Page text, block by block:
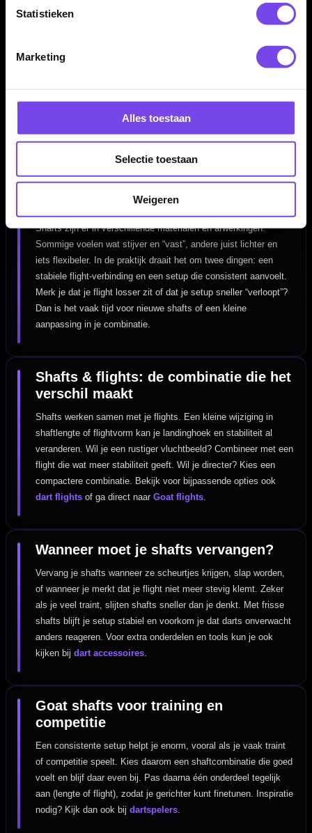
Statistieken
Marketing
Alles toestaan
Selectie toestaan
Weigeren
De lengte van je shaft heeft veel invloed op je gevoel en
insteekhoek. Korte shafts geven vaak een directere, snellere
shafts kunnen meer stabiliteit geven en soms rust brengen in
de vlucht. Twijfel je? Begin met één lengte die je gewend bent
en test daarna pas één variatie, zodat je het effect echt merkt.
Materiaal & grip: wat merk je in de
Shafts zijn er in verschillende materialen en afwerkingen.
Sommige voelen wat stijver en “vast”, andere juist lichter en
iets flexibeler. In de praktijk draait het om twee dingen: een
stabiele flight-verbinding en een setup die consistent aanvoelt.
Merk je dat je flight losser zit of dat je setup sneller “verloopt”?
Dan is het vaak tijd voor nieuwe shafts of een kleine
aanpassing in je combinatie.
Shafts & flights: de combinatie die het
verschil maakt
Shafts werken samen met je flights. Een kleine wijziging in
shaftlengte of flightvorm kan je landinghoek en stabiliteit al
veranderen. Wil je een rustiger vluchtbeeld? Combineer met een
flight die wat meer stabiliteit geeft. Wil je directer? Kies een
compactere combinatie. Bekijk voor bijpassende opties ook
dart flights of ga direct naarGoat flights
Wanneer moet je shafts vervangen?
Vervang je shafts wanneer ze scheurtjes krijgen, slap worden,
of wanneer je merkt dat je flight niet meer stevig klemt. Zeker
als je veel traint, slijten shafts sneller dan je denkt. Met frisse
shafts blijft je setup stabiel en voorkom je dat darts onverwacht
anders reageren. Voor extra onderdelen en tools kun je ook
kijken bijdart accessoires
Goat shafts voor training en
competitie
Een consistente setup helpt je enorm, vooral als je vaak traint
of competitie speelt. Kies daarom een shaftcombinatie die goed
voelt en blijf daar even bij. Pas daarna één onderdeel tegelijk
aan (lengte of flight), zodat je gerichter kunt finetunen. Inspiratie
nodig? Kijk dan ook bijdartspelers